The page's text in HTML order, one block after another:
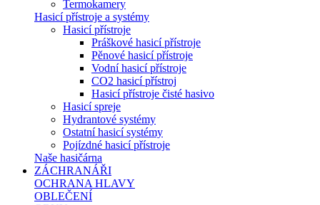
Termokamery
Hasicí přístroje a systémy
Hasicí přístroje
Práškové hasicí přístroje
Pěnové hasicí přístroje
Vodní hasicí přístroje
CO2 hasicí přístroj
Hasicí přístroje čisté hasivo
Hasicí spreje
Hydrantové systémy
Ostatní hasicí systémy
Pojízdné hasicí přístroje
Naše hasičárna
ZÁCHRANÁŘI
OCHRANA HLAVY
OBLEČENÍ